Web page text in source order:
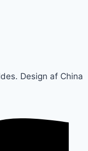
Design af China